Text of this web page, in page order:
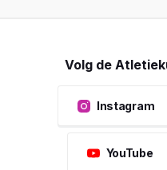
Volg de
Instagram
YouTube